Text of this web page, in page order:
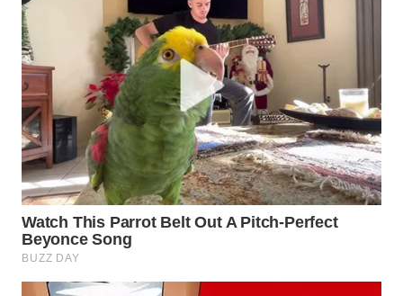
SIMALUNGUN
WN
LABUHANBATU
WN
TAPANULI
TENGAH
WN DELI